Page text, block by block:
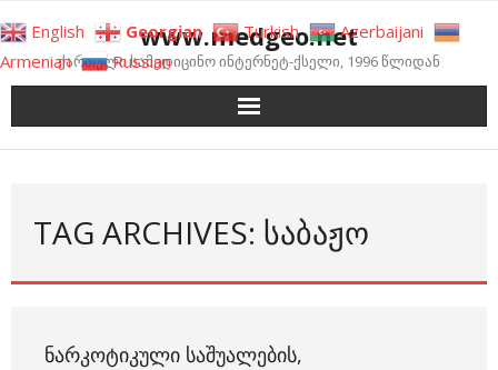
to
content
www.medgeo.net
ქართული სამედიცინო ინტერნეტ-ქსელი, 1996 წლიდან
TAG ARCHIVES: ᲡᲐᲑᲐᲟᲝ
ᲜᲐᲠᲙᲝᲢᲘᲙᲣᲚᲘ ᲡᲐᲨᲣᲐᲚᲔᲑᲘᲡ,
English Georgian Turkish
Azerbaijani
Armenian
Russian